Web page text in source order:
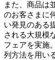
また、商品は
のお客さまに
い発見のある
される大規模
フェアを実施
列方法を用い